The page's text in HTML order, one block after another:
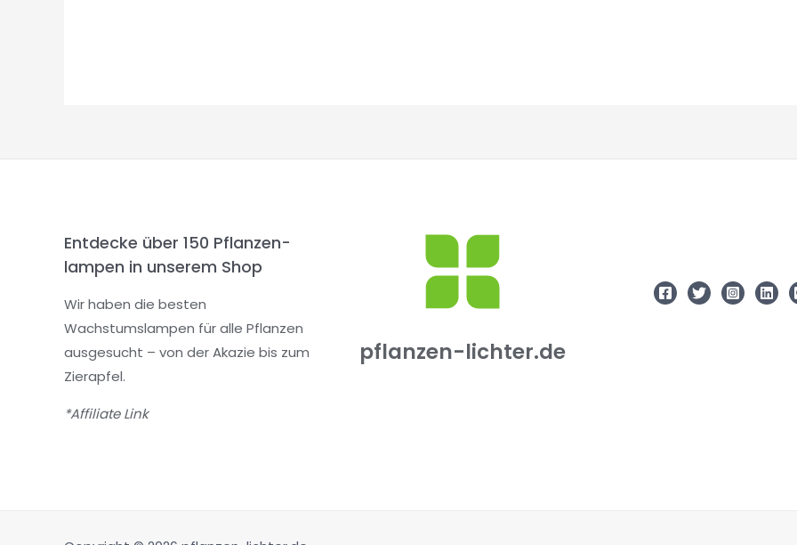
Entdecke über 150 Pflanzen-
lampen in unserem Shop
Wir haben die besten
Wachstumslampen für alle Pflanzen
ausgesucht – von der Akazie bis zum
Zierapfel.
*Affiliate Link
pflanzen-lichter.de